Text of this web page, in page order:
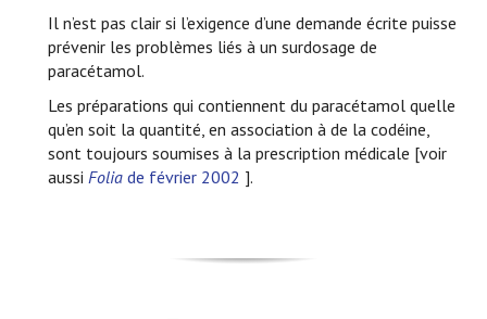
Il n’est pas clair si l’exigence d’une demande écrite puisse
prévenir les problèmes liés à un surdosage de
paracétamol.
Les préparations qui contiennent du paracétamol quelle
qu’en soit la quantité, en association à de la codéine,
sont toujours soumises à la prescription médicale [voir
aussiFolia de février 2002 ].